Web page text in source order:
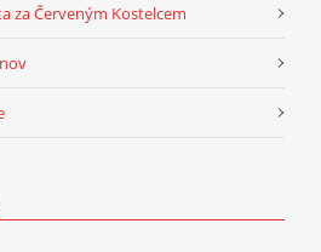
za Červeným Kostelcem